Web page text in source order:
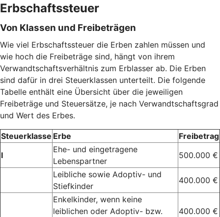
Erbschaftssteuer
Von Klassen und Freibeträgen
Wie viel Erbschaftssteuer die Erben zahlen müssen und
wie hoch die Freibeträge sind, hängt von ihrem
Verwandtschaftsverhältnis zum Erblasser ab. Die Erben
sind dafür in drei Steuerklassen unterteilt. Die folgende
Tabelle enthält eine Übersicht über die jeweiligen
Freibeträge und Steuersätze, je nach Verwandtschaftsgrad
und Wert des Erbes.
Steuerklasse Erbe
Freibetrag
I
Ehe- und eingetragene
Lebenspartner
500.000 €
Leibliche sowie Adoptiv- und
Stiefkinder
400.000 €
Enkelkinder, wenn keine
leiblichen oder Adoptiv- bzw.
400.000 €